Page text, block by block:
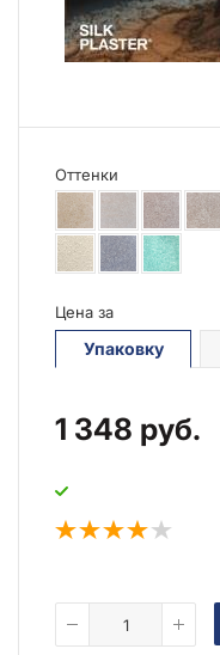
Оттенки
Цена за
Упаковку
1 348 руб.